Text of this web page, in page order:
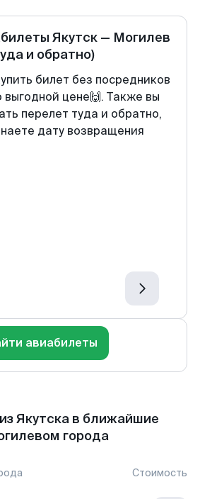
Якутск — Могилев
и обратно)
билет без посредников
выгодной цене🙌. Также вы
перелет туда и обратно,
дату возвращения
авиабилеты
Якутска в ближайшие
города
Стоимость